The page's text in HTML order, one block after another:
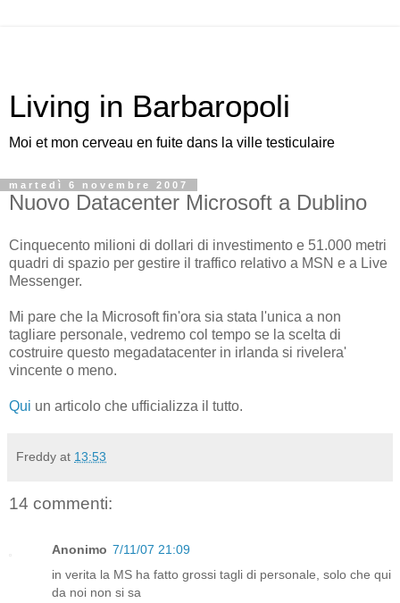
Living in Barbaropoli
Moi et mon cerveau en fuite dans la ville testiculaire
martedì 6 novembre 2007
Nuovo Datacenter Microsoft a Dublino
Cinquecento milioni di dollari di investimento e 51.000 metri
quadri di spazio per gestire il traffico relativo a MSN e a Live
Messenger.
Mi pare che la Microsoft fin'ora sia stata l'unica a non
tagliare personale, vedremo col tempo se la scelta di
costruire questo megadatacenter in irlanda si rivelera'
vincente o meno.
Qui un articolo che ufficializza il tutto.
Freddy at 13:53
14 commenti:
Anonimo 7/11/07 21:09
in verita la MS ha fatto grossi tagli di personale, solo che qui
da noi non si sa